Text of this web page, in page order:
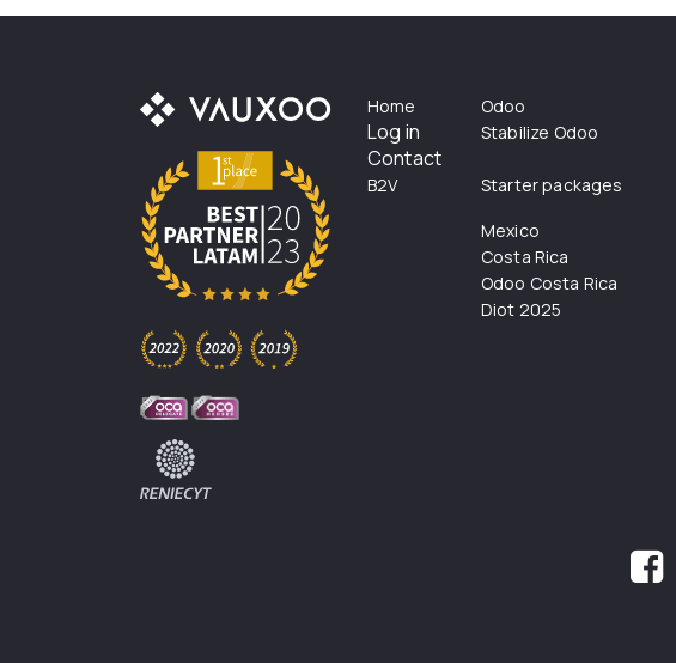
Home
Log in
Contact
B2V
Odoo
Stabilize Odoo
Starter packages
Mexico
Costa Rica
Odoo Costa Rica
Diot 2025